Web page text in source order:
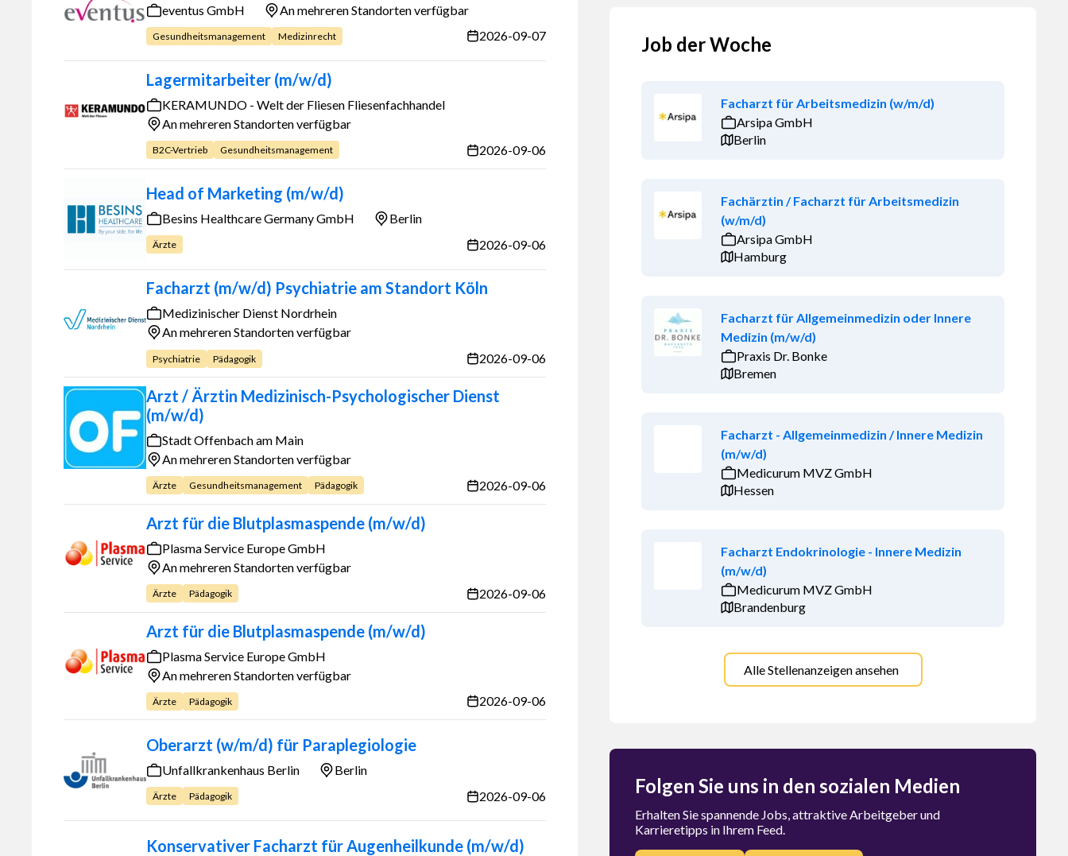
eventus GmbH An mehreren Standorten verfügbar
Gesundheitsmanagement Medizinrecht 2026-09-07
Lagermitarbeiter (m/w/d)
KERAMUNDO - Welt der Fliesen Fliesenfachhandel
An mehreren Standorten verfügbar
B2C-Vertrieb Gesundheitsmanagement 2026-09-06
Head of Marketing (m/w/d)
Besins Healthcare Germany GmbH Berlin
Ärzte 2026-09-06
Facharzt (m/w/d) Psychiatrie am Standort Köln
Medizinischer Dienst Nordrhein
An mehreren Standorten verfügbar
Psychiatrie Pädagogik 2026-09-06
Arzt / Ärztin Medizinisch-Psychologischer Dienst
(m/w/d)
Stadt Offenbach am Main
An mehreren Standorten verfügbar
Ärzte Gesundheitsmanagement Pädagogik 2026-09-06
Arzt für die Blutplasmaspende (m/w/d)
Plasma Service Europe GmbH
An mehreren Standorten verfügbar
Ärzte Pädagogik 2026-09-06
Arzt für die Blutplasmaspende (m/w/d)
Plasma Service Europe GmbH
An mehreren Standorten verfügbar
Ärzte Pädagogik 2026-09-06
Oberarzt (w/m/d) für Paraplegiologie
Unfallkrankenhaus Berlin Berlin
Ärzte Pädagogik 2026-09-06
Konservativer Facharzt für Augenheilkunde (m/w/d)
Job der Woche
Facharzt für Arbeitsmedizin (w/m/d)
Arsipa GmbH
Berlin
Fachärztin / Facharzt für Arbeitsmedizin
(w/m/d)
Arsipa GmbH
Hamburg
Facharzt für Allgemeinmedizin oder Innere
Medizin (m/w/d)
Praxis Dr. Bonke
Bremen
Facharzt - Allgemeinmedizin / Innere Medizin
(m/w/d)
Medicurum MVZ GmbH
Hessen
Facharzt Endokrinologie - Innere Medizin
(m/w/d)
Medicurum MVZ GmbH
Brandenburg
Alle Stellenanzeigen ansehen
Folgen Sie uns in den sozialen Medien
Erhalten Sie spannende Jobs, attraktive Arbeitgeber und
Karrieretipps in Ihrem Feed.